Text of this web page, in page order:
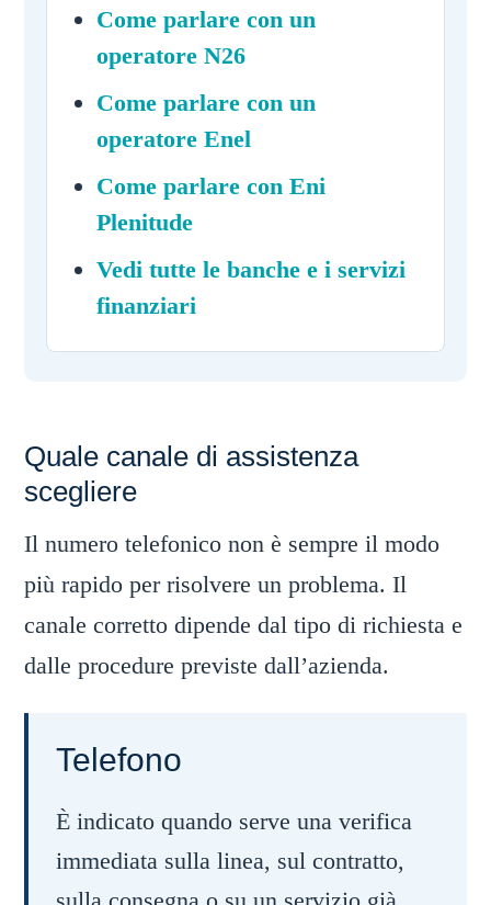
Come parlare con un
operatore N26
Come parlare con un
operatore Enel
Come parlare con Eni
Plenitude
Vedi tutte le banche e i servizi
finanziari
Quale canale di assistenza
scegliere
Il numero telefonico non è sempre il modo
più rapido per risolvere un problema. Il
canale corretto dipende dal tipo di richiesta e
dalle procedure previste dall’azienda.
Telefono
È indicato quando serve una verifica
immediata sulla linea, sul contratto,